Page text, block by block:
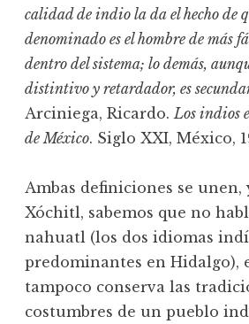
calidad de indio la da el hecho de
denominado es el hombre de más
dentro del sistema; lo demás,
distintivo y retardador, es
Arciniega, Ricardo.Los indios
de México. Siglo XXI, México,
Ambas definiciones se unen,
Xóchitl, sabemos que no
nahuatl (los dos idiomas
predominantes en Hidalgo),
tampoco conserva las
costumbres de un pueblo